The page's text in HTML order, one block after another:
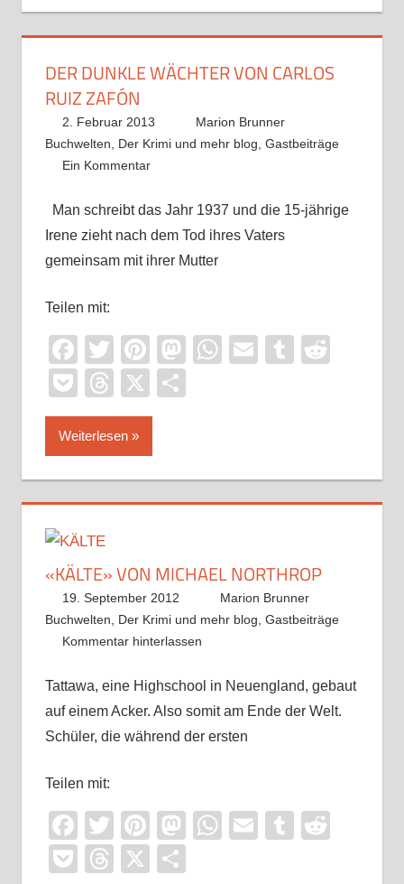
DER DUNKLE WÄCHTER VON CARLOS
RUIZ ZAFÓN
2. Februar 2013
Marion Brunner
Buchwelten, Der Krimi und mehr blog, Gastbeiträge
Ein Kommentar
Man schreibt das Jahr 1937 und die 15-jährige
Irene zieht nach dem Tod ihres Vaters
gemeinsam mit ihrer Mutter
Teilen mit:
Facebook
TwitterPinterest
Mastodon
WhatsApp
EmailTumblr
PocketThreads
X
Weiterlesen
«KÄLTE» VON MICHAEL NORTHROP
19. September 2012
Marion Brunner
Buchwelten, Der Krimi und mehr blog, Gastbeiträge
Kommentar hinterlassen
Tattawa, eine Highschool in Neuengland, gebaut
auf einem Acker. Also somit am Ende der Welt.
Schüler, die während der ersten
Teilen mit:
Facebook
TwitterPinterest
Mastodon
WhatsApp
EmailTumblr
PocketThreads
X